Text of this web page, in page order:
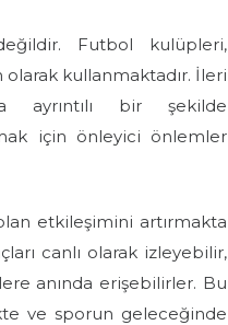
Futbol kulüpleri,
olarak kullanmaktadır. İleri
ayrıntılı bir şekilde
için önleyici önlemler
etkileşimini artırmakta
canlı olarak izleyebilir,
anında erişebilirler. Bu
ve sporun geleceğinde